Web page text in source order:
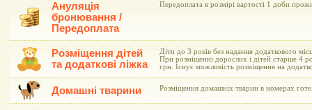
Ануляція
бронювання /
Передоплата
Передоплата в розмірі вартості 1 доби
Розміщення дітей
та додаткові ліжка
Діти до 3 років без надання додаткового
При розміщенні дорослих і дітей старше 4
грн. Існує можливість розміщення на
Домашні тварини Розміщення домашніх тварин в номерах